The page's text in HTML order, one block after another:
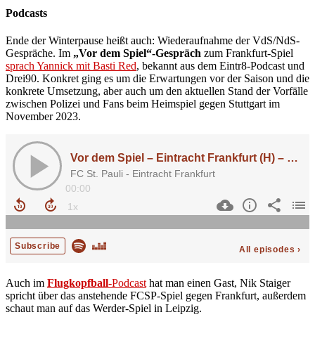
Podcasts
Ende der Winterpause heißt auch: Wiederaufnahme der VdS/NdS-
Gespräche. Im „Vor dem Spiel“-Gespräch zum Frankfurt-Spiel
sprach Yannick mit Basti Red, bekannt aus dem Eintr8-Podcast und
Drei90. Konkret ging es um die Erwartungen vor der Saison und die
konkrete Umsetzung, aber auch um den aktuellen Stand der Vorfälle
zwischen Polizei und Fans beim Heimspiel gegen Stuttgart im
November 2023.
Auch im Flugkopfball-Podcast hat man einen Gast, Nik Staiger
spricht über das anstehende FCSP-Spiel gegen Frankfurt, außerdem
schaut man auf das Werder-Spiel in Leipzig.